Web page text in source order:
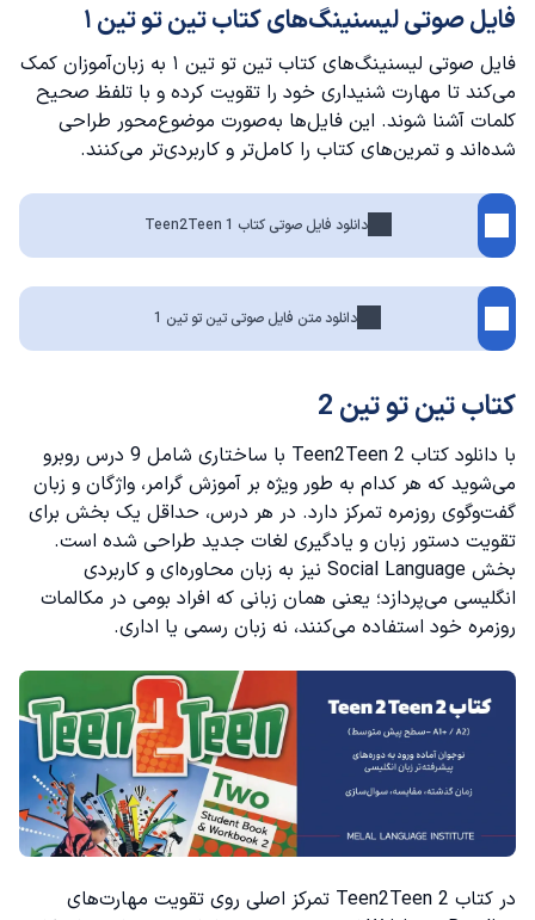
فایل صوتی لیسنینگ‌های کتاب تین تو تین ۱
فایل صوتی لیسنینگ‌های کتاب تین تو تین ۱ به زبان‌آموزان کمک
می‌کند تا مهارت شنیداری خود را تقویت کرده و با تلفظ صحیح
کلمات آشنا شوند. این فایل‌ها به‌صورت موضوع‌محور طراحی
شده‌اند و تمرین‌های کتاب را کامل‌تر و کاربردی‌تر می‌کنند.
دانلود فایل صوتی کتاب Teen2Teen 1
دانلود متن فایل صوتی تین تو تین 1
کتاب تین تو تین 2
با دانلود کتاب Teen2Teen 2 با ساختاری شامل 9 درس روبرو
می‌شوید که هر کدام به طور ویژه بر آموزش گرامر، واژگان و زبان
گفت‌و‌گوی روزمره تمرکز دارد. در هر درس، حداقل یک بخش برای
تقویت دستور زبان و یادگیری لغات جدید طراحی شده است.
بخش Social Language نیز به زبان محاوره‌ای و کاربردی
انگلیسی می‌پردازد؛ یعنی همان زبانی که افراد بومی در مکالمات
روزمره خود استفاده می‌کنند، نه زبان رسمی یا اداری.
در کتاب Teen2Teen 2 تمرکز اصلی روی تقویت مهارت‌های